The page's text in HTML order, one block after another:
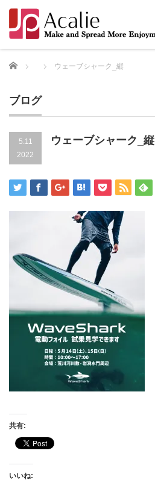
Home ウェーブシャーク_縦
ブログ
5.11
2022
ウェーブシャーク_縦
共有:
いいね: